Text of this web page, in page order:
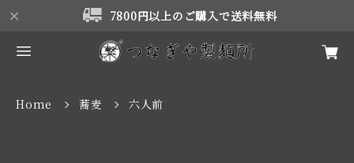
7800円以上のご購入で送料無料
Home 蕎麦 六人前